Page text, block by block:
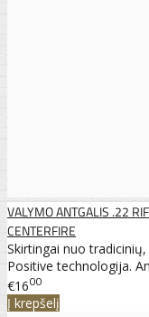
VALYMO ANTGALIS .22
CENTERFIRE
Skirtingai nuo
Positive technologija.
€1600
Į krepšelį